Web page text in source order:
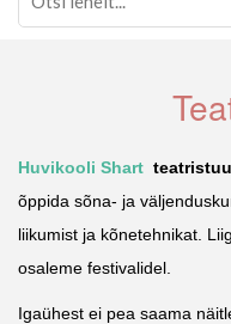
Huvikooli Shart
õppida sõna- ja
liikumist ja kõnetehnikat.
osaleme festivalidel.
Igaühest ei pea saama